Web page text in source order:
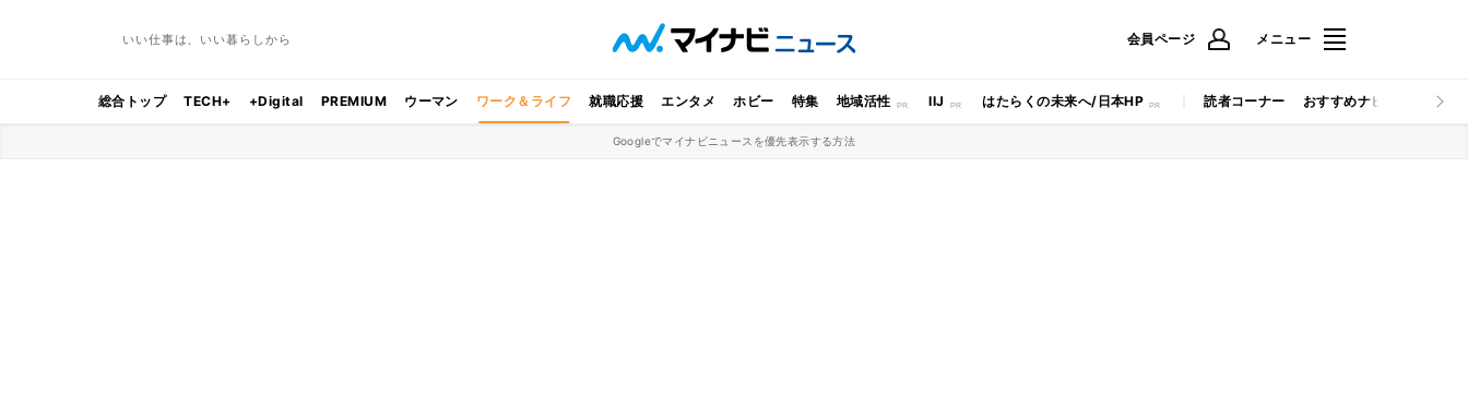
いい仕事は、いい暮らしから 会員ページ メニュー
総合トップ TECH+ +Digital PREMIUM ウーマン ワーク＆ライフ 就職応援 エンタメ ホビー 特集 地域活性 IIJ はたらくの未来へ/日本HP 読者コーナー おすすめナビ マイナビ
Googleでマイナビニュースを優先表示する方法